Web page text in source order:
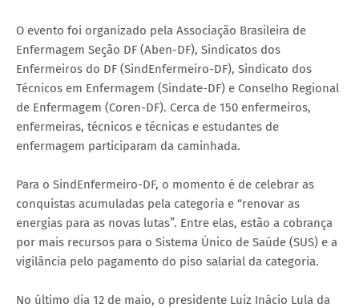
O evento foi organizado pela Associação Brasileira de
Enfermagem Seção DF (Aben-DF), Sindicatos dos
Enfermeiros do DF (SindEnfermeiro-DF), Sindicato dos
Técnicos em Enfermagem (Sindate-DF) e Conselho Regional
de Enfermagem (Coren-DF). Cerca de 150 enfermeiros,
enfermeiras, técnicos e técnicas e estudantes de
enfermagem participaram da caminhada.
Para o SindEnfermeiro-DF, o momento é de celebrar as
conquistas acumuladas pela categoria e “renovar as
energias para as novas lutas”. Entre elas, estão a cobrança
por mais recursos para o Sistema Único de Saúde (SUS) e a
vigilância pelo pagamento do piso salarial da categoria.
No último dia 12 de maio, o presidente Luiz Inácio Lula da